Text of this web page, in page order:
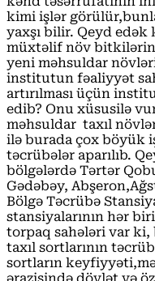
kimi işlər
yaxşı bilir. Qeyd
müxtəlif növ bitkilərin
yeni məhsuldar
institutun fəaliyyət
artırılması üçün
edib? Onu xüsusilə
məhsuldar taxıl
ilə burada çox böyük
təcrübələr aparılıb.
bölgələrdə Tərtər
Gədəbəy,
Bölgə Təcrübə
stansiyalarının hər
torpaq sahələri var
taxıl sortlarının
sortların